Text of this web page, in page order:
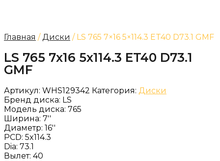
Главная /Диски / LS 765 7×16 5×114.3 ET40 D73.1 GMF
LS 765 7x16 5x114.3 ET40 D73.1
GMF
Артикул: WHS129342 Категория: Диски
Бренд диска: LS
Модель диска: 765
Ширина: 7''
Диаметр: 16''
PCD: 5x114.3
Dia: 73.1
Вылет: 40